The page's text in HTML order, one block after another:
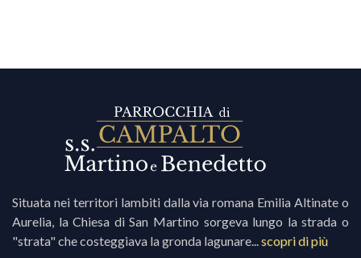
Situata nei territori lambiti dalla via romana Emilia Altinate o
Aurelia, la Chiesa di San Martino sorgeva lungo la strada o
"strata" che costeggiava la gronda lagunare...scopri di più